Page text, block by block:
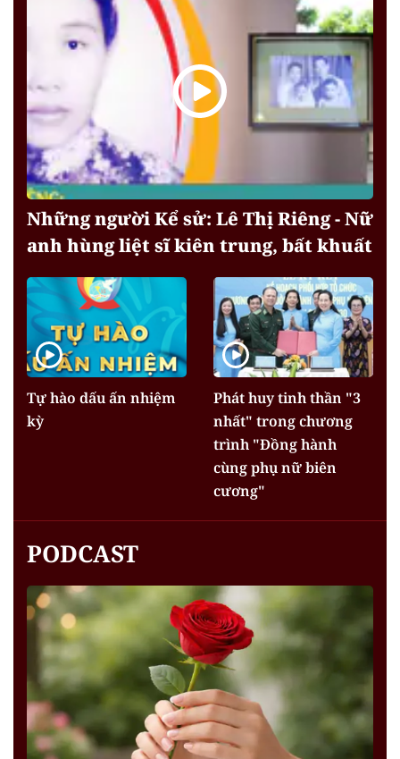
Những người Kể sử: Lê Thị Riêng - Nữ
anh hùng liệt sĩ kiên trung, bất khuất
Tự hào dấu ấn nhiệm
kỳ
Phát huy tinh thần "3
nhất" trong chương
trình "Đồng hành
cùng phụ nữ biên
cương"
PODCAST